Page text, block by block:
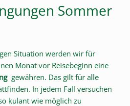
Sommer
Situation werden wir für
Monat vor Reisebeginn eine
gewähren. Das gilt für alle
In jedem Fall versuchen
kulant wie möglich zu